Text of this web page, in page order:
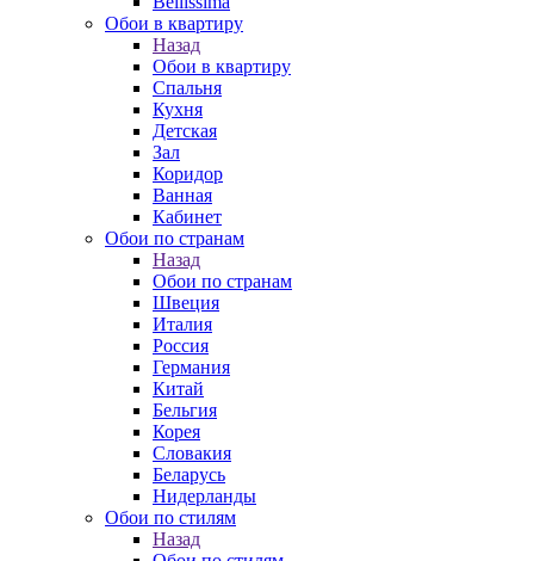
Обои в квартиру
Назад
Обои в квартиру
Спальня
Кухня
Детская
Зал
Коридор
Ванная
Кабинет
Обои по странам
Назад
Обои по странам
Швеция
Италия
Россия
Германия
Китай
Бельгия
Корея
Словакия
Беларусь
Нидерланды
Обои по стилям
Назад